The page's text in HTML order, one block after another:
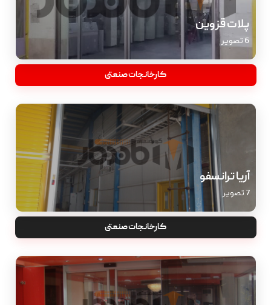
پلات قزوین
6 تصویر
کارخانجات صنعتی
آریا ترانسفو
7 تصویر
کارخانجات صنعتی